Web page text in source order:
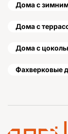
Дома с
Дома с
Дома с
Фахверковые